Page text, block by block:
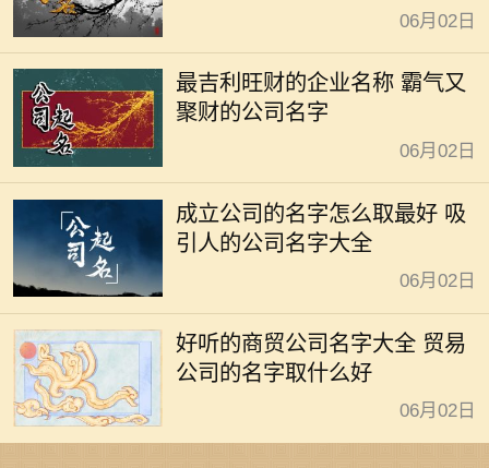
06月02日
最吉利旺财的企业名称 霸气又
聚财的公司名字
06月02日
成立公司的名字怎么取最好 吸
引人的公司名字大全
06月02日
好听的商贸公司名字大全 贸易
公司的名字取什么好
06月02日